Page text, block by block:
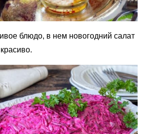
блюдо, в нем новогодний салат